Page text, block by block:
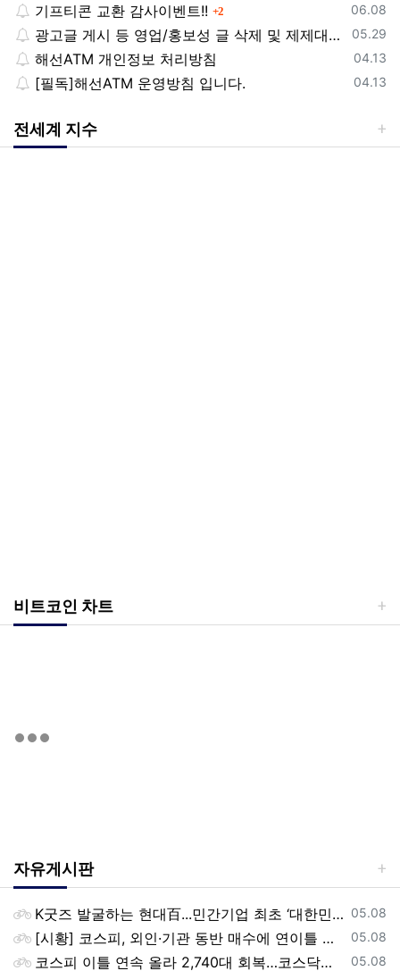
등록일
06.08
기프티콘 교환 감사이벤트!! 2댓글
등록일
05.29
광고글 게시 등 영업/홍보성 글 삭제 및 제제대상입니다.
등록일
04.13
해선ATM 개인정보 처리방침
등록일
04.13
[필독]해선ATM 운영방침 입니다.
전세계 지수
비트코인 차트
자유게시판
등록일
05.08
K굿즈 발굴하는 현대百...민간기업 최초 ‘대한민국 관광공모전’ 후원
등록일
05.08
[시황] 코스피, 외인·기관 동반 매수에 연이틀 상승…2745.05 마감
등록일
05.08
코스피 이틀 연속 올라 2,740대 회복…코스닥은 강보합(종합)